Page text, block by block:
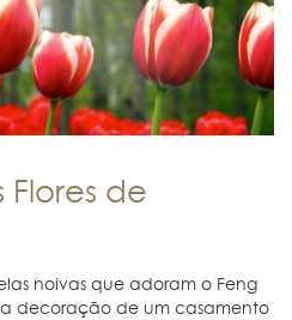
de
noivas que adoram o Feng
decoração de um casamento